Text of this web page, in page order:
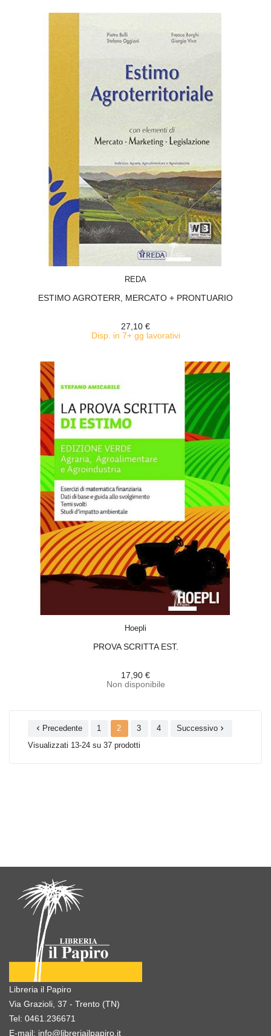
REDA
ESTIMO AGROTERR, MERCATO + PRONTUARIO
27,10 €
Disp. in 7+ gg lavorativi
Hoepli
PROVA SCRITTA EST.
17,90 €
Non disponibile
 Precedente 1 2 3 4 Successivo 
Visualizzati 13-24 su 37 prodotti
Libreria il Papiro
Via Grazioli, 37 - Trento (TN)
Tel: 0461.236671
E-mail: info@libreriailpapiro.it